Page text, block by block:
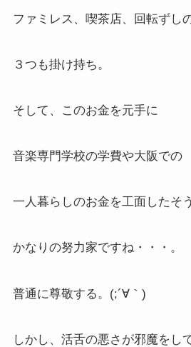
ファミレス、喫茶店、回転ずし
３つも掛け持ち。
そして、このお金を元手に
音楽専門学校の学費や大阪での
一人暮らしのお金を工面したそ
かなりの努力家ですね・・・。
普通に尊敬する。(;´∀｀)
しかし、活舌の悪さが邪魔をし